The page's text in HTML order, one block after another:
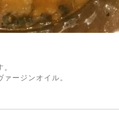
ージンオイル。